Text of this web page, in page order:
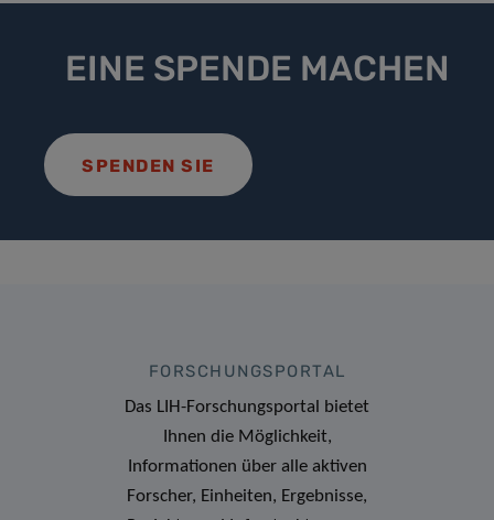
EINE SPENDE MACHEN
SPENDEN SIE
FORSCHUNGSPORTAL
Das LIH-Forschungsportal bietet
Ihnen die Möglichkeit,
Informationen über alle aktiven
Forscher, Einheiten, Ergebnisse,